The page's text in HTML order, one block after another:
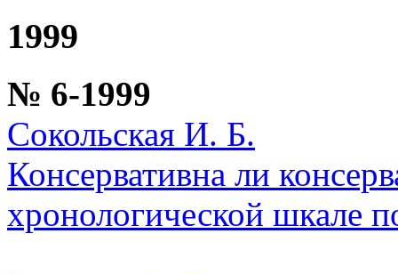
1999
№ 6-1999
Сокольская И. Б.
Консервативна ли
хронологической шкале